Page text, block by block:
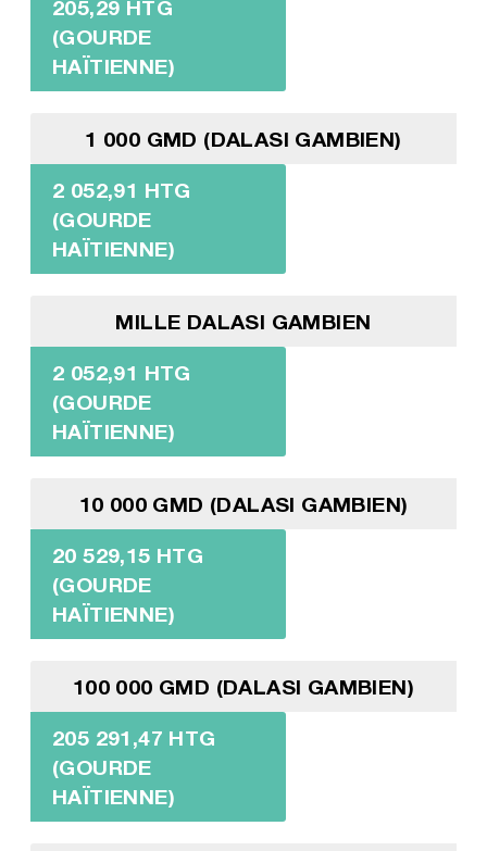
205,29 HTG
(GOURDE
HAÏTIENNE)
1 000 GMD (DALASI GAMBIEN)
2 052,91 HTG
(GOURDE
HAÏTIENNE)
MILLE DALASI GAMBIEN
2 052,91 HTG
(GOURDE
HAÏTIENNE)
10 000 GMD (DALASI GAMBIEN)
20 529,15 HTG
(GOURDE
HAÏTIENNE)
100 000 GMD (DALASI GAMBIEN)
205 291,47 HTG
(GOURDE
HAÏTIENNE)